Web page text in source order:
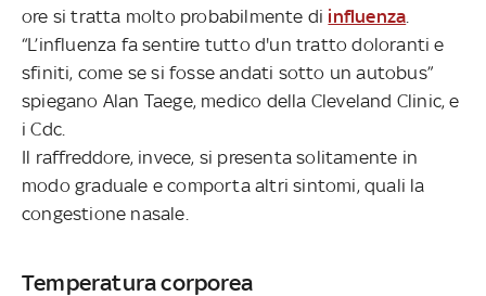
ore si tratta molto probabilmente di influenza
“L’influenza fa sentire tutto d'un tratto doloranti e
sfiniti, come se si fosse andati sotto un autobus”
spiegano Alan Taege, medico della Cleveland Clinic, e
i Cdc.
Il raffreddore, invece, si presenta solitamente in
modo graduale e comporta altri sintomi, quali la
congestione nasale.
Temperatura corporea